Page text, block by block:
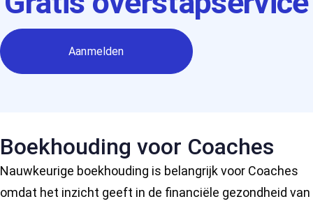
Aanmelden
Boekhouding voor Coaches
Nauwkeurige boekhouding is belangrijk voor Coaches
omdat het inzicht geeft in de financiële gezondheid van